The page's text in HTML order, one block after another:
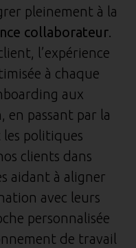
pleinement à la
collaborateur.
l’expérience
à chaque
aux
en passant par la
politiques
clients dans
aidant à aligner
avec leurs
personnalisée
de travail